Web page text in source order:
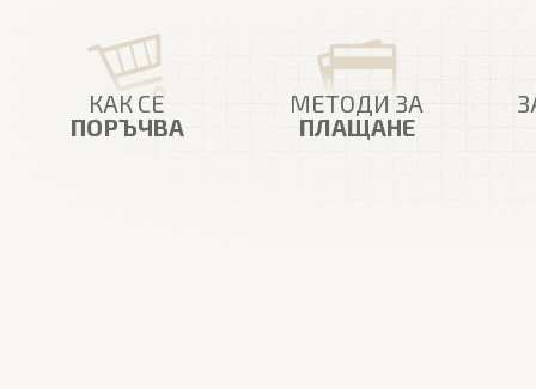
КАК СЕ
ПОРЪЧВА
МЕТОДИ ЗА
ПЛАЩАНЕ